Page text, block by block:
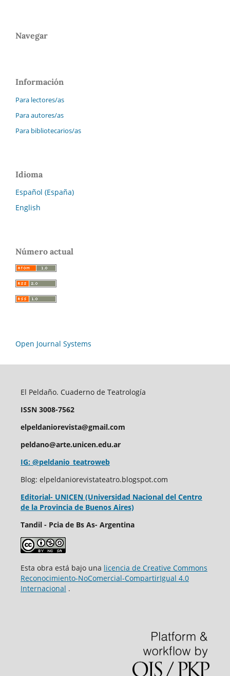
Navegar
Información
Para lectores/as
Para autores/as
Para bibliotecarios/as
Idioma
Español (España)
English
Número actual
Open Journal Systems
El Peldaño. Cuaderno de Teatrología
ISSN 3008-7562
elpeldaniorevista@gmail.com
peldano@arte.unicen.edu.ar
IG: @peldanio_teatroweb
Blog: elpeldaniorevistateatro.blogspot.com
Editorial- UNICEN (Universidad Nacional del Centro
de la Provincia de Buenos Aires)
Tandil - Pcia de Bs As- Argentina
Esta obra está bajo una licencia de Creative Commons
Reconocimiento-NoComercial-CompartirIgual 4.0
Internacional .